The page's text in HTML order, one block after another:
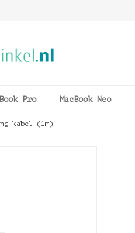
Pro MacBook Neo
kabel (1m)